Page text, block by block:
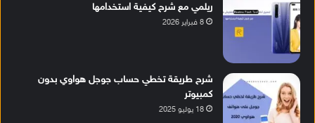
ريلمي مع شرح كيفية استخدامها
8 فبراير 2026
شرح طريقة تخطي حساب جوجل هواوي بدون
كمبيوتر
18 يوليو 2025